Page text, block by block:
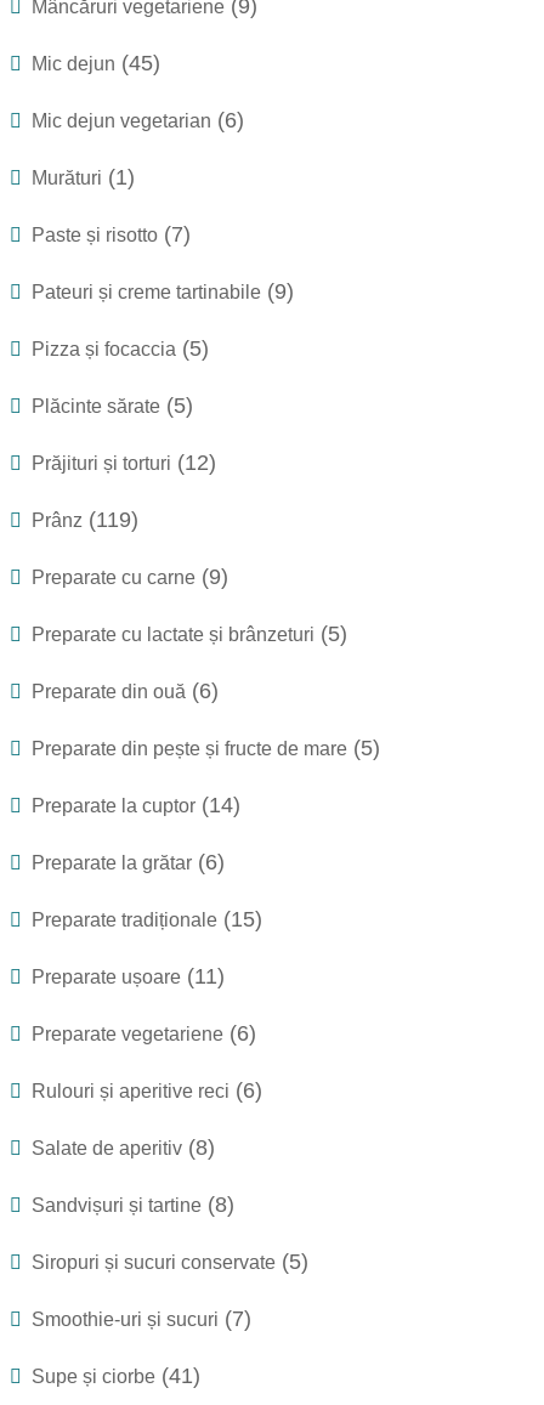
Mâncăruri vegetariene (9)
Mic dejun (45)
Mic dejun vegetarian (6)
Murături (1)
Paste și risotto (7)
Pateuri și creme tartinabile (9)
Pizza și focaccia (5)
Plăcinte sărate (5)
Prăjituri și torturi (12)
Prânz (119)
Preparate cu carne (9)
Preparate cu lactate și brânzeturi (5)
Preparate din ouă (6)
Preparate din pește și fructe de mare (5)
Preparate la cuptor (14)
Preparate la grătar (6)
Preparate tradiționale (15)
Preparate ușoare (11)
Preparate vegetariene (6)
Rulouri și aperitive reci (6)
Salate de aperitiv (8)
Sandvișuri și tartine (8)
Siropuri și sucuri conservate (5)
Smoothie-uri și sucuri (7)
Supe și ciorbe (41)